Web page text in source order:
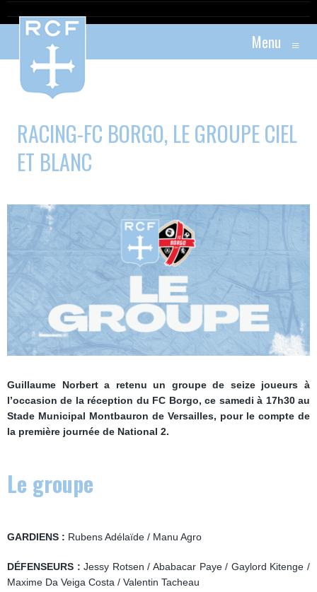
Menu ≡
RACING-FC BORGO, LE GROUPE CIEL
ET BLANC
Guillaume Norbert a retenu un groupe de seize joueurs à
l’occasion de la réception du FC Borgo, ce samedi à 17h30 au
Stade Municipal Montbauron de Versailles, pour le compte de
la première journée de National 2.
Le groupe
GARDIENS : Rubens Adélaïde / Manu Agro
DÉFENSEURS : Jessy Rotsen / Ababacar Paye / Gaylord Kitenge /
Maxime Da Veiga Costa / Valentin Tacheau